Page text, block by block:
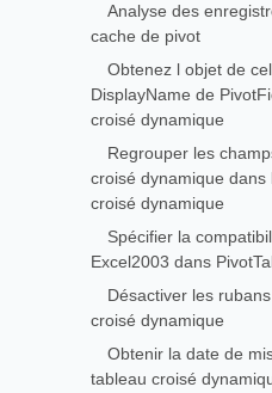
Analyse des
cache de pivot
Obtenez l objet de
DisplayName de
croisé dynamique
Regrouper les
croisé dynamique dans
croisé dynamique
Spécifier la
Excel2003 dans
Désactiver les
croisé dynamique
Obtenir la date de
tableau croisé